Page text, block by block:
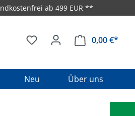
ab 499 EUR **
0,00 €*
Neu Über uns